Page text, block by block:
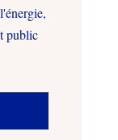
public